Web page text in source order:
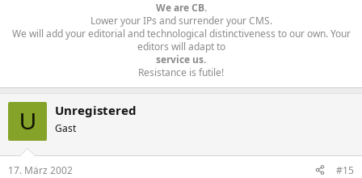
We are CB.
Lower your IPs and surrender your CMS.
We will add your editorial and technological distinctiveness to our own. Your
editors will adapt to
service us.
Resistance is futile!​
U Unregistered
Gast
17. März 2002 #15